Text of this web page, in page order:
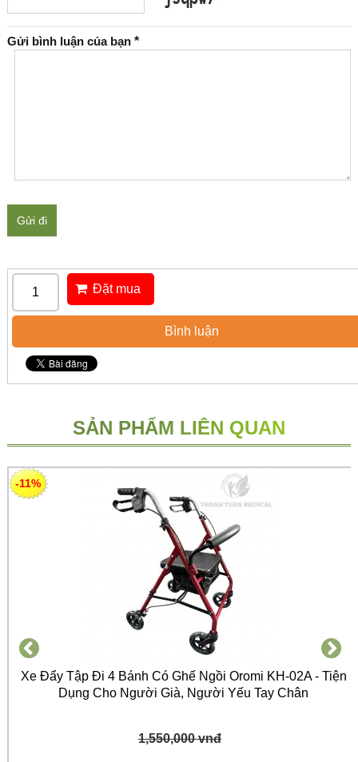
Gửi bình luận của bạn *
Gửi đi
Đặt mua
Bình luận
SẢN PHẨM LIÊN QUAN
Xe Đẩy Tập Đi 4 Bánh Có Ghế Ngồi Oromi KH-02A - Tiện
Dụng Cho Người Già, Người Yếu Tay Chân
1,550,000 vnđ
-11%